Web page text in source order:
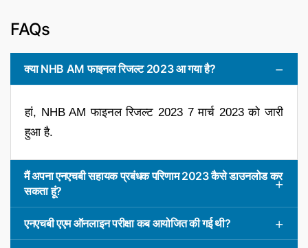
FAQs
क्या NHB AM फाइनल रिजल्ट 2023 आ गया है?
हां, NHB AM फाइनल रिजल्ट 2023 7 मार्च 2023 को जारी
हुआ है.
मैं अपना एनएचबी सहायक प्रबंधक परिणाम 2023 कैसे डाउनलोड कर
सकता हूं?
एनएचबी एएम ऑनलाइन परीक्षा कब आयोजित की गई थी?